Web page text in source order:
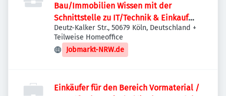
Bau/Immobilien Wissen mit der
Schnittstelle zu IT/Technik & Einkauf
(m/w/d)
Deutz-Kalker Str., 50679 Köln, Deutschland +
Teilweise Homeoffice
Jobmarkt-NRW.de
Einkäufer für den Bereich Vormaterial /